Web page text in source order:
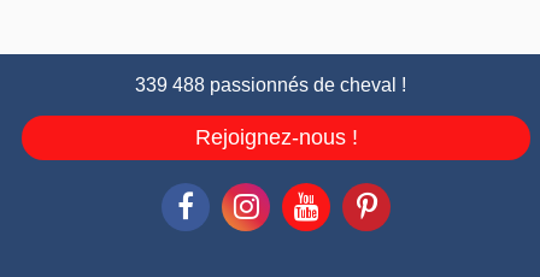
339 488 passionnés de cheval !
Rejoignez-nous !